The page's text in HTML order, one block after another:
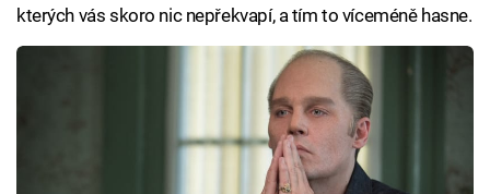
kterých vás skoro nic nepřekvapí, a tím to víceméně hasne.